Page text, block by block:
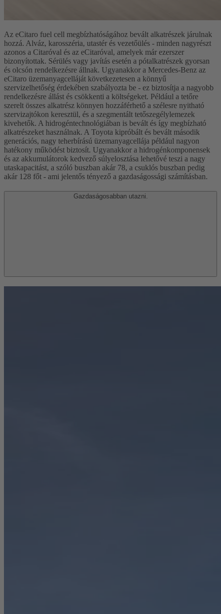
Az eCitaro fuel cell megbízhatóságához bevált alkatrészek járulnak
hozzá. Alváz, karosszéria, utastér és vezetőülés - minden nagyrészt
azonos a Citaróval és az eCitaróval, amelyek már ezerszer
bizonyítottak. Sérülés vagy javítás esetén a pótalkatrészek gyorsan
és olcsón rendelkezésre állnak. Ugyanakkor a Mercedes-Benz az
eCitaro üzemanyagcelláját következetesen a könnyű
szervizelhetőség érdekében szabályozta be - ez biztosítja a nagyobb
rendelkezésre állást és csökkenti a költségeket. Például a tetőre
szerelt összes alkatrész könnyen hozzáférhető a szélesre nyitható
szervizajtókon keresztül, és a szegmentált tetőszegélylemezek
kivehetők. A hidrogéntechnológiában is bevált és így megbízható
alkatrészeket használnak. A Toyota kipróbált és bevált második
generációs, nagy teherbírású üzemanyagcellája például nagyon
hatékony működést biztosít. Ugyanakkor a hidrogénkomponensek
és az akkumulátorok kedvező súlyelosztása lehetővé teszi a nagy
utaskapacitást, a szóló buszban akár 78, a csuklós buszban pedig
akár 128 főt - ami jelentős tényező a gazdaságossági számításban.
Gazdaságosabban utazni.